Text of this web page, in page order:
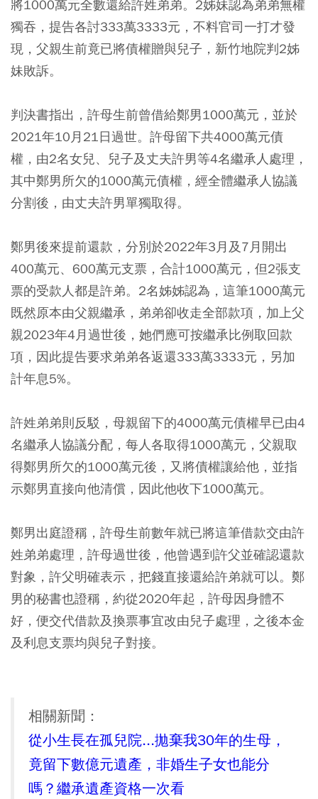
將1000萬元全數還給許姓弟弟。2姊妹認為弟弟無權
獨吞，提告各討333萬3333元，不料官司一打才發
現，父親生前竟已將債權贈與兒子，新竹地院判2姊
妹敗訴。
判決書指出，許母生前曾借給鄭男1000萬元，並於
2021年10月21日過世。許母留下共4000萬元債
權，由2名女兒、兒子及丈夫許男等4名繼承人處理，
其中鄭男所欠的1000萬元債權，經全體繼承人協議
分割後，由丈夫許男單獨取得。
鄭男後來提前還款，分別於2022年3月及7月開出
400萬元、600萬元支票，合計1000萬元，但2張支
票的受款人都是許弟。2名姊姊認為，這筆1000萬元
既然原本由父親繼承，弟弟卻收走全部款項，加上父
親2023年4月過世後，她們應可按繼承比例取回款
項，因此提告要求弟弟各返還333萬3333元，另加
計年息5%。
許姓弟弟則反駁，母親留下的4000萬元債權早已由4
名繼承人協議分配，每人各取得1000萬元，父親取
得鄭男所欠的1000萬元後，又將債權讓給他，並指
示鄭男直接向他清償，因此他收下1000萬元。
鄭男出庭證稱，許母生前數年就已將這筆借款交由許
姓弟弟處理，許母過世後，他曾遇到許父並確認還款
對象，許父明確表示，把錢直接還給許弟就可以。鄭
男的秘書也證稱，約從2020年起，許母因身體不
好，便交代借款及換票事宜改由兒子處理，之後本金
及利息支票均與兒子對接。
相關新聞：
從小生長在孤兒院...拋棄我30年的生母，
竟留下數億元遺產，非婚生子女也能分
嗎？繼承遺產資格一次看